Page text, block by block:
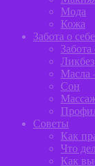
Мода
Кожа
Забота о себе
Ликбез
Масла
Сон
Советы
Как
Что
Как